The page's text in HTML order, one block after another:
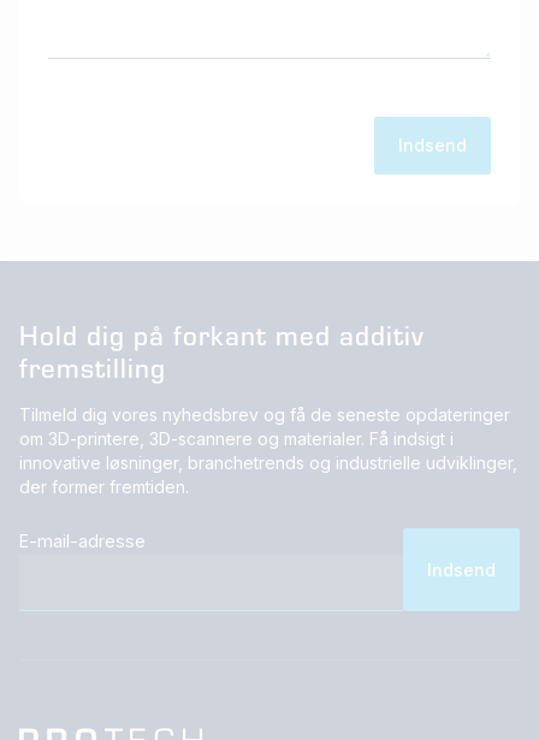
Hold dig på forkant med additiv
fremstilling
Tilmeld dig vores nyhedsbrev og få de seneste opdateringer
om 3D-printere, 3D-scannere og materialer. Få indsigt i
innovative løsninger, branchetrends og industrielle udviklinger,
der former fremtiden.
E-mail-adresse